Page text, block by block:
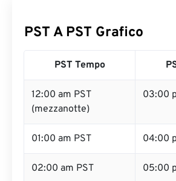
PST A PST Grafico
PST Tempo
12:00 am PST
(mezzanotte)
03:00
01:00 am PST 04:00
02:00 am PST 05:00